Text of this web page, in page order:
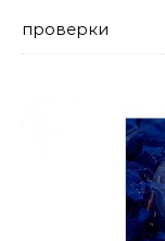
проверки